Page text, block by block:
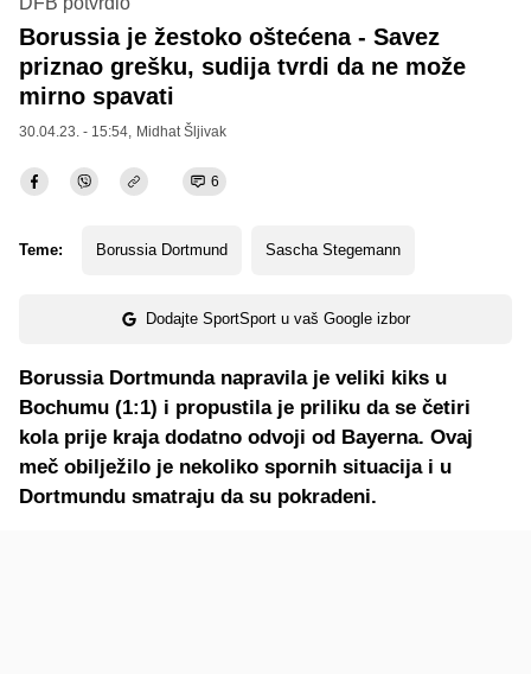
Borussia je žestoko oštećena - Savez
priznao grešku, sudija tvrdi da ne može
mirno spavati
30.04.23. - 15:54, Midhat Šljivak
6
Teme: Borussia Dortmund Sascha Stegemann
Dodajte SportSport u vaš Google izbor
Borussia Dortmunda napravila je veliki kiks u
Bochumu (1:1) i propustila je priliku da se četiri
kola prije kraja dodatno odvoji od Bayerna. Ovaj
meč obilježilo je nekoliko spornih situacija i u
Dortmundu smatraju da su pokradeni.